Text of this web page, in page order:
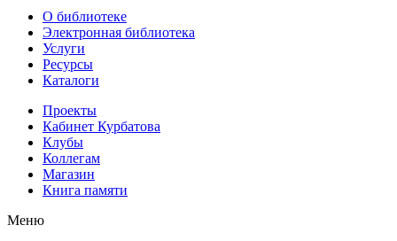
О библиотеке
Электронная библиотека
Услуги
Ресурсы
Каталоги
Проекты
Кабинет Курбатова
Клубы
Коллегам
Магазин
Книга памяти
Меню